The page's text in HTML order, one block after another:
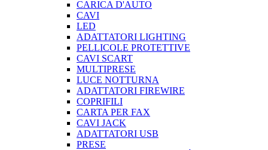
CARICA D'AUTO
CAVI
LED
ADATTATORI LIGHTING
PELLICOLE PROTETTIVE
CAVI SCART
MULTIPRESE
LUCE NOTTURNA
ADATTATORI FIREWIRE
COPRIFILI
CARTA PER FAX
CAVI JACK
ADATTATORI USB
PRESE